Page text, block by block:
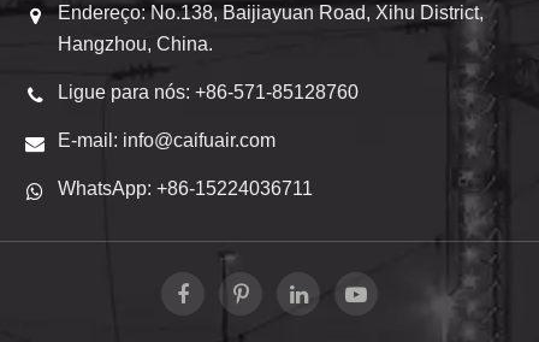
Endereço: No.138, Baijiayuan Road, Xihu District,
Hangzhou, China.
Ligue para nós: +86-571-85128760
E-mail: info@caifuair.com
WhatsApp: +86-15224036711